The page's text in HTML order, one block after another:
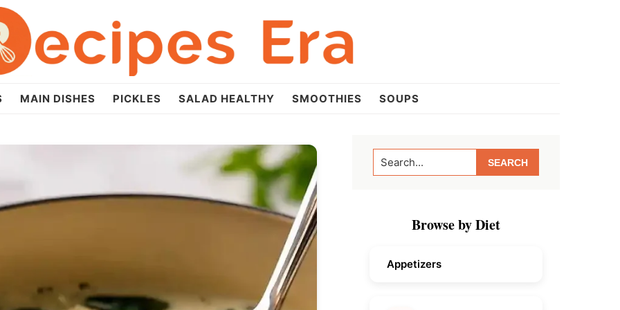
MAIN DISHES PICKLES SALAD HEALTHY SMOOTHIES SOUPS
Primary
Sidebar
Search...
Browse by Diet
Appetizers